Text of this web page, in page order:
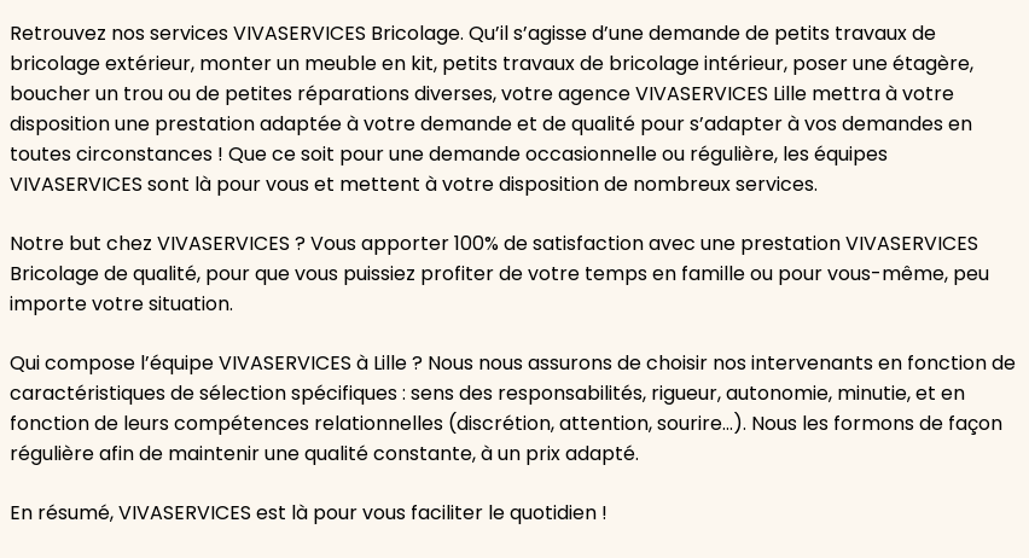
Retrouvez nos services VIVASERVICES Bricolage. Qu’il s’agisse d’une demande de petits travaux de
bricolage extérieur, monter un meuble en kit, petits travaux de bricolage intérieur, poser une étagère,
boucher un trou ou de petites réparations diverses, votre agence VIVASERVICES Lille mettra à votre
disposition une prestation adaptée à votre demande et de qualité pour s’adapter à vos demandes en
toutes circonstances ! Que ce soit pour une demande occasionnelle ou régulière, les équipes
VIVASERVICES sont là pour vous et mettent à votre disposition de nombreux services.
Notre but chez VIVASERVICES ? Vous apporter 100% de satisfaction avec une prestation VIVASERVICES
Bricolage de qualité, pour que vous puissiez profiter de votre temps en famille ou pour vous-même, peu
importe votre situation.
Qui compose l’équipe VIVASERVICES à Lille ? Nous nous assurons de choisir nos intervenants en fonction de
caractéristiques de sélection spécifiques : sens des responsabilités, rigueur, autonomie, minutie, et en
fonction de leurs compétences relationnelles (discrétion, attention, sourire…). Nous les formons de façon
régulière afin de maintenir une qualité constante, à un prix adapté.
En résumé, VIVASERVICES est là pour vous faciliter le quotidien !